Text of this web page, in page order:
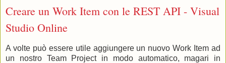
Creare un Work Item con le REST API - Visual
Studio Online
A volte può essere utile aggiungere un nuovo Work Item ad
un nostro Team Project in modo automatico, magari in